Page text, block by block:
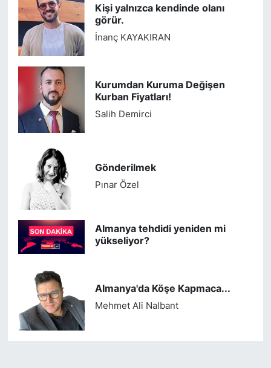
Kişi yalnızca kendinde olanı
görür.
İnanç KAYAKIRAN
Kurumdan Kuruma Değişen
Kurban Fiyatları!
Salih Demirci
Gönderilmek
Pınar Özel
Almanya tehdidi yeniden mi
yükseliyor?
Almanya'da Köşe Kapmaca...
Mehmet Ali Nalbant